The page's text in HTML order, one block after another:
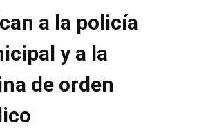
a la policía
y a la
de orden